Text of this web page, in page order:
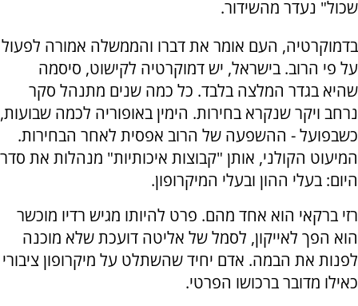
שכול" נעדר מהשידור.
בדמוקרטיה, העם אומר את דברו והממשלה אמורה לפעול
על פי הרוב. בישראל, יש דמוקרטיה לקישוט, סיסמה
שהיא בגדר המלצה בלבד. כל כמה שנים מתנהל סקר
נרחב ויקר שנקרא בחירות. הימין באופוריה לכמה שבועות,
כשבפועל - ההשפעה של הרוב אפסית לאחר הבחירות.
המיעוט הקולני, אותן "קבוצות איכותיות" מנהלות את סדר
היום: בעלי ההון ובעלי המיקרופון.
רזי ברקאי הוא אחד מהם. פרט להיותו מגיש רדיו מוכשר
הוא הפך לאייקון, לסמל של אליטה דועכת שלא מוכנה
לפנות את הבמה. אדם יחיד שהשתלט על מיקרופון ציבורי
כאילו מדובר ברכושו הפרטי.